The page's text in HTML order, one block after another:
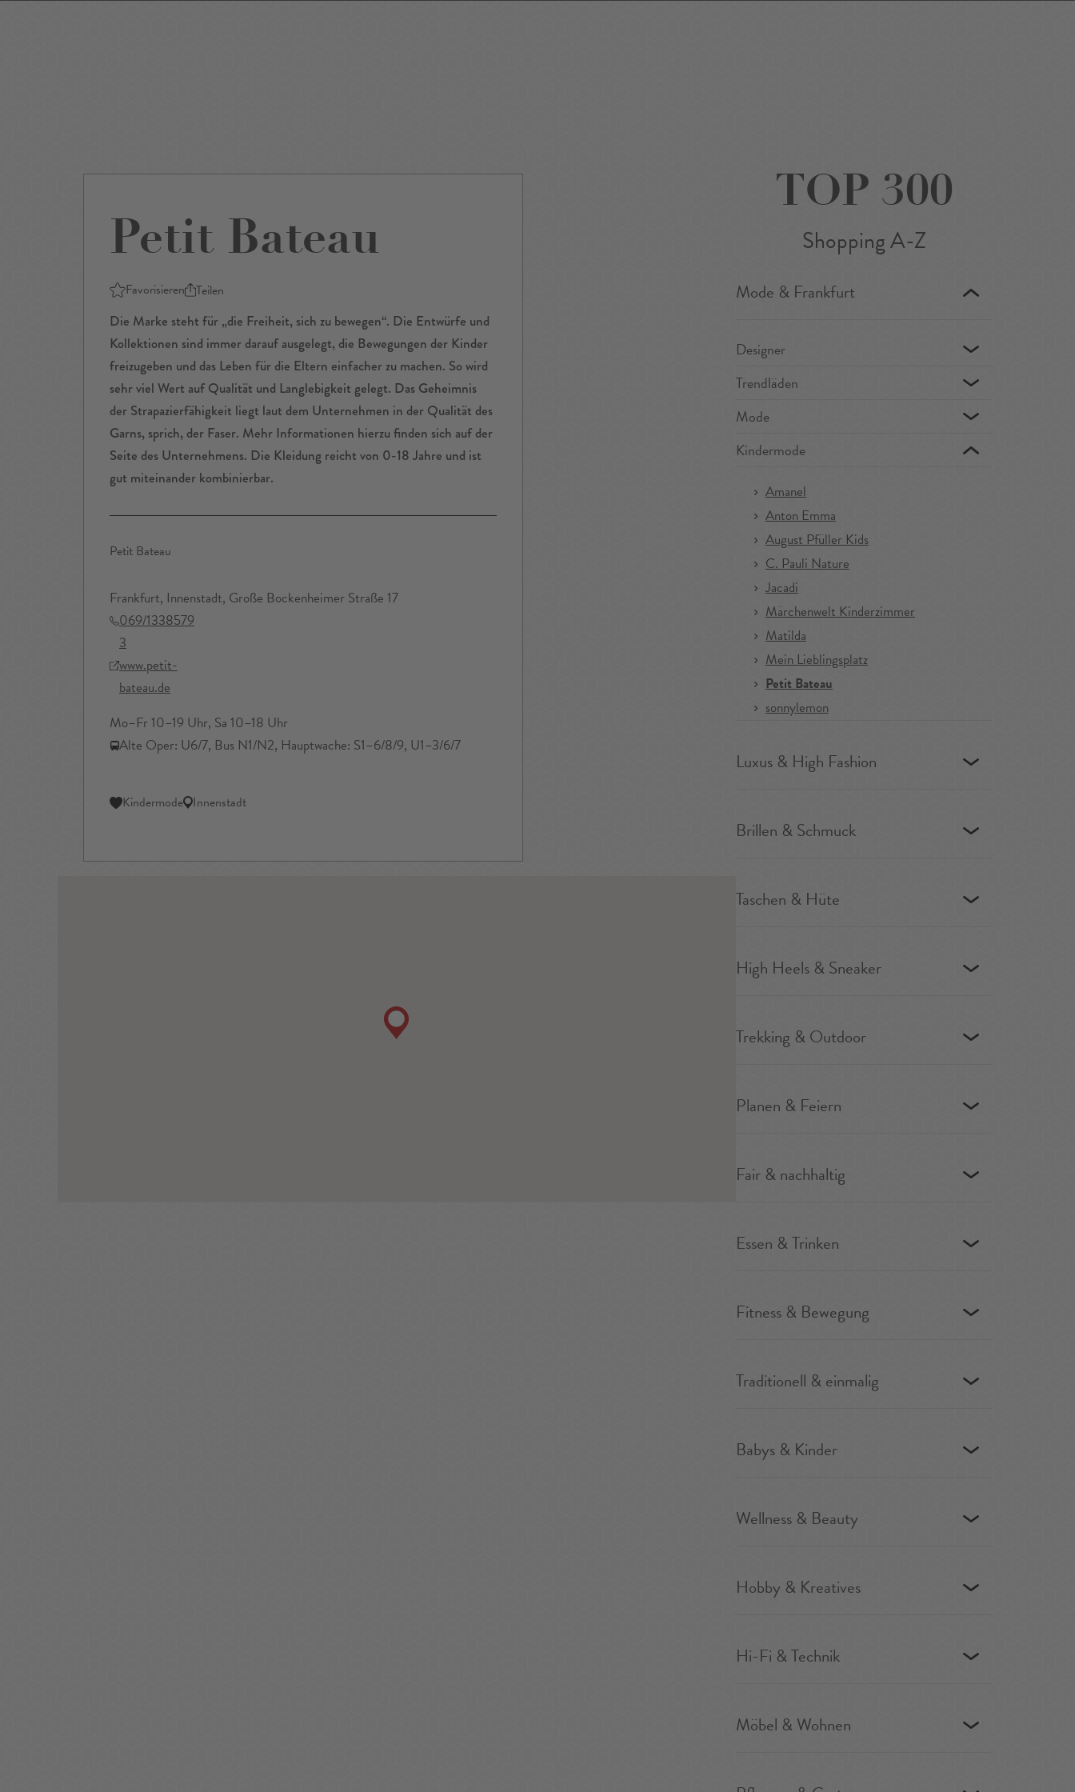
Petit Bateau
Favorisieren Teilen
Die Marke steht für „die Freiheit, sich zu bewegen“. Die Entwürfe und
Kollektionen sind immer darauf ausgelegt, die Bewegungen der Kinder
freizugeben und das Leben für die Eltern einfacher zu machen. So wird
sehr viel Wert auf Qualität und Langlebigkeit gelegt. Das Geheimnis
der Strapazierfähigkeit liegt laut dem Unternehmen in der Qualität des
Garns, sprich, der Faser. Mehr Informationen hierzu finden sich auf der
Seite des Unternehmens. Die Kleidung reicht von 0-18 Jahre und ist
gut miteinander kombinierbar.
Petit Bateau
Frankfurt, Innenstadt, Große Bockenheimer Straße 17
069/1338579
3
www.petit-
bateau.de
Mo–Fr 10–19 Uhr, Sa 10–18 Uhr
Alte Oper: U6/7, Bus N1/N2, Hauptwache: S1–6/8/9, U1–3/6/7
Kindermode Innenstadt
TOP 300
Shopping A-Z
Mode & Frankfurt
Designer
Trendläden
Mode
Kindermode
Amanel
Anton Emma
August Pfüller Kids
C. Pauli Nature
Jacadi
Märchenwelt Kinderzimmer
Matilda
Mein Lieblingsplatz
Petit Bateau
sonnylemon
Luxus & High Fashion
Brillen & Schmuck
Taschen & Hüte
High Heels & Sneaker
Trekking & Outdoor
Planen & Feiern
Fair & nachhaltig
Essen & Trinken
Fitness & Bewegung
Traditionell & einmalig
Babys & Kinder
Wellness & Beauty
Hobby & Kreatives
Hi-Fi & Technik
Möbel & Wohnen